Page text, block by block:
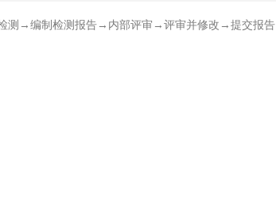
测→编制检测报告→内部评审→评审并修改→提交报告